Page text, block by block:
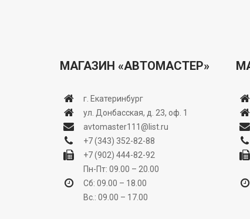
МАГАЗИН «АВТОМАСТЕР»
г. Екатеринбург
ул. Донбасская, д. 23, оф. 1
avtomaster111@list.ru
+7 (343) 352-82-88
+7 (902) 444-82-92
Пн-Пт: 09.00 – 20.00
Сб: 09.00 – 18.00
Вс.: 09.00 – 17.00